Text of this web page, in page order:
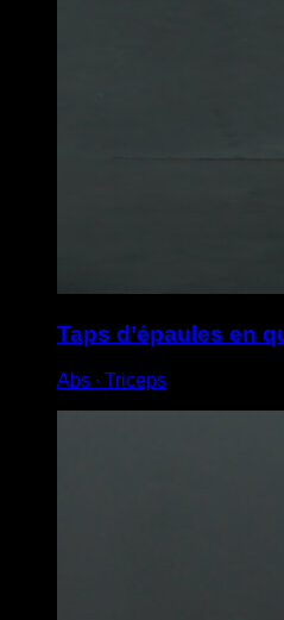
Taps d’épaules en
Abs ∙ Triceps